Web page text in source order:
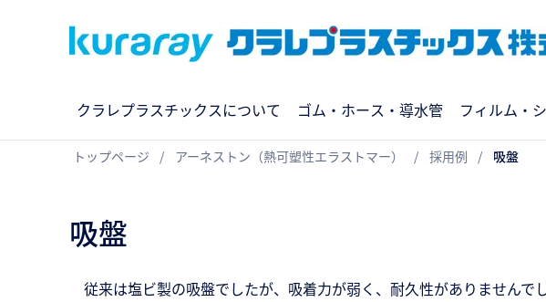
クラレプラスチックスについて ゴム・ホース・導水管 フィルム・
トップページ アーネストン（熱可塑性エラストマー） 採用例 吸盤
吸盤
従来は塩ビ製の吸盤でしたが、吸着力が弱く、耐久性がありませんで